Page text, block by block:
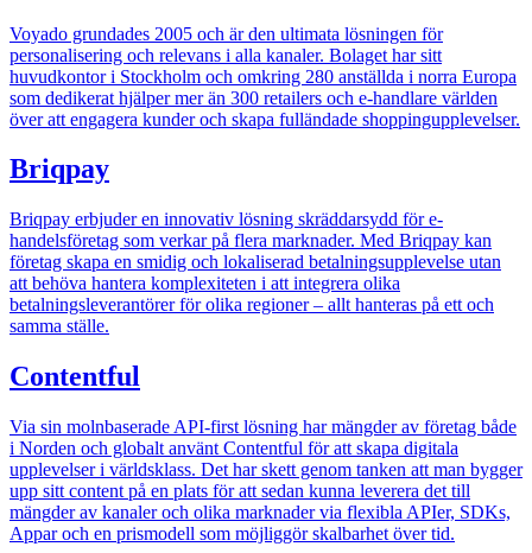
Voyado grundades 2005 och är den ultimata lösningen för
personalisering och relevans i alla kanaler. Bolaget har sitt
huvudkontor i Stockholm och omkring 280 anställda i norra Europa
som dedikerat hjälper mer än 300 retailers och e-handlare världen
över att engagera kunder och skapa fulländade shoppingupplevelser.
Briqpay
Briqpay erbjuder en innovativ lösning skräddarsydd för e-
handelsföretag som verkar på flera marknader. Med Briqpay kan
företag skapa en smidig och lokaliserad betalningsupplevelse utan
att behöva hantera komplexiteten i att integrera olika
betalningsleverantörer för olika regioner – allt hanteras på ett och
samma ställe.
Contentful
Via sin molnbaserade API-first lösning har mängder av företag både
i Norden och globalt använt Contentful för att skapa digitala
upplevelser i världsklass. Det har skett genom tanken att man bygger
upp sitt content på en plats för att sedan kunna leverera det till
mängder av kanaler och olika marknader via flexibla APIer, SDKs,
Appar och en prismodell som möjliggör skalbarhet över tid.